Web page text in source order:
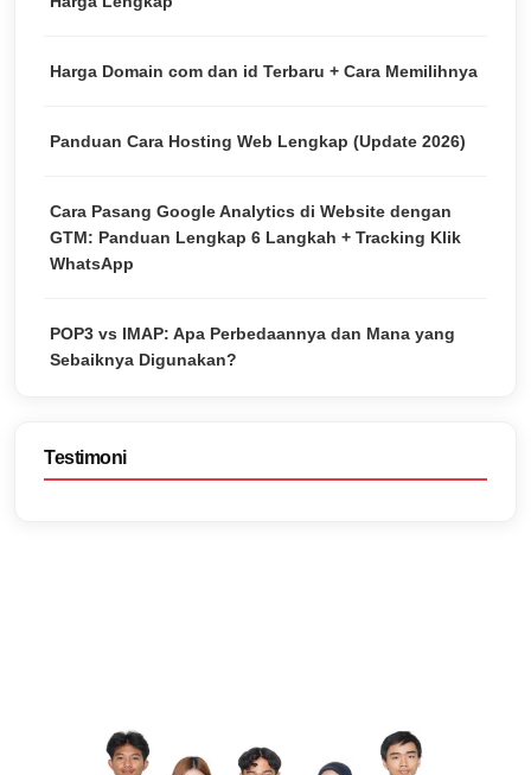
Harga Domain com dan id Terbaru + Cara Memilihnya
Panduan Cara Hosting Web Lengkap (Update 2026)
Cara Pasang Google Analytics di Website dengan
GTM: Panduan Lengkap 6 Langkah + Tracking Klik
WhatsApp
POP3 vs IMAP: Apa Perbedaannya dan Mana yang
Sebaiknya Digunakan?
Testimoni